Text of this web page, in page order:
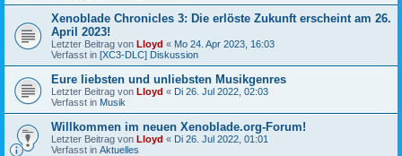
Xenoblade Chronicles 3: Die erlöste Zukunft erscheint am 26.
April 2023!
Letzter Beitrag von Lloyd « Mo 24. Apr 2023, 16:03
Verfasst in [XC3-DLC] Diskussion
Eure liebsten und unliebsten Musikgenres
Letzter Beitrag von Lloyd « Di 26. Jul 2022, 02:03
Verfasst in Musik
Willkommen im neuen Xenoblade.org-Forum!
Letzter Beitrag von Lloyd « Di 26. Jul 2022, 01:01
Verfasst in Aktuelles